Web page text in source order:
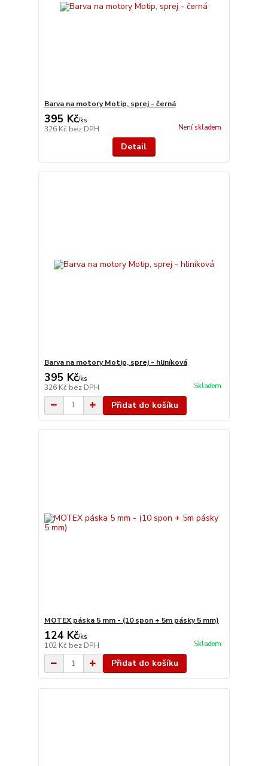
Barva na motory Motip, sprej - černá
395 Kč/ks
326 Kč bez DPH Není skladem
Detail
Barva na motory Motip, sprej - hliníková
395 Kč/ks
326 Kč bez DPH Skladem
Přidat do košíku
MOTEX páska 5 mm - (10 spon + 5m pásky 5 mm)
124 Kč/ks
102 Kč bez DPH Skladem
Přidat do košíku